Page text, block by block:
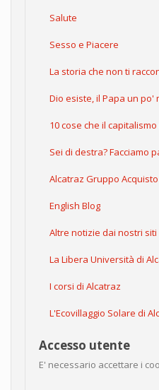
Salute
Sesso e Piacere
La storia che non ti
Dio esiste, il Papa un po'
10 cose che il
Sei di destra? Facciamo
Alcatraz Gruppo
English Blog
Altre notizie dai nostri siti
La Libera Università di
I corsi di Alcatraz
L'Ecovillaggio Solare di
Accesso utente
E' necessario accettare i